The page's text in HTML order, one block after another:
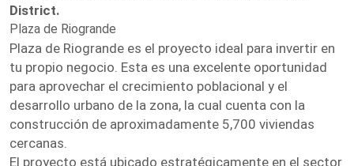
District.
Plaza de Riogrande
Plaza de Riogrande es el proyecto ideal para invertir en
tu propio negocio. Esta es una excelente oportunidad
para aprovechar el crecimiento poblacional y el
desarrollo urbano de la zona, la cual cuenta con la
construcción de aproximadamente 5,700 viviendas
cercanas.
El proyecto está ubicado estratégicamente en el sector